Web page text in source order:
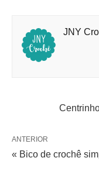
JNY
ANTERIOR
« Bico de crochê